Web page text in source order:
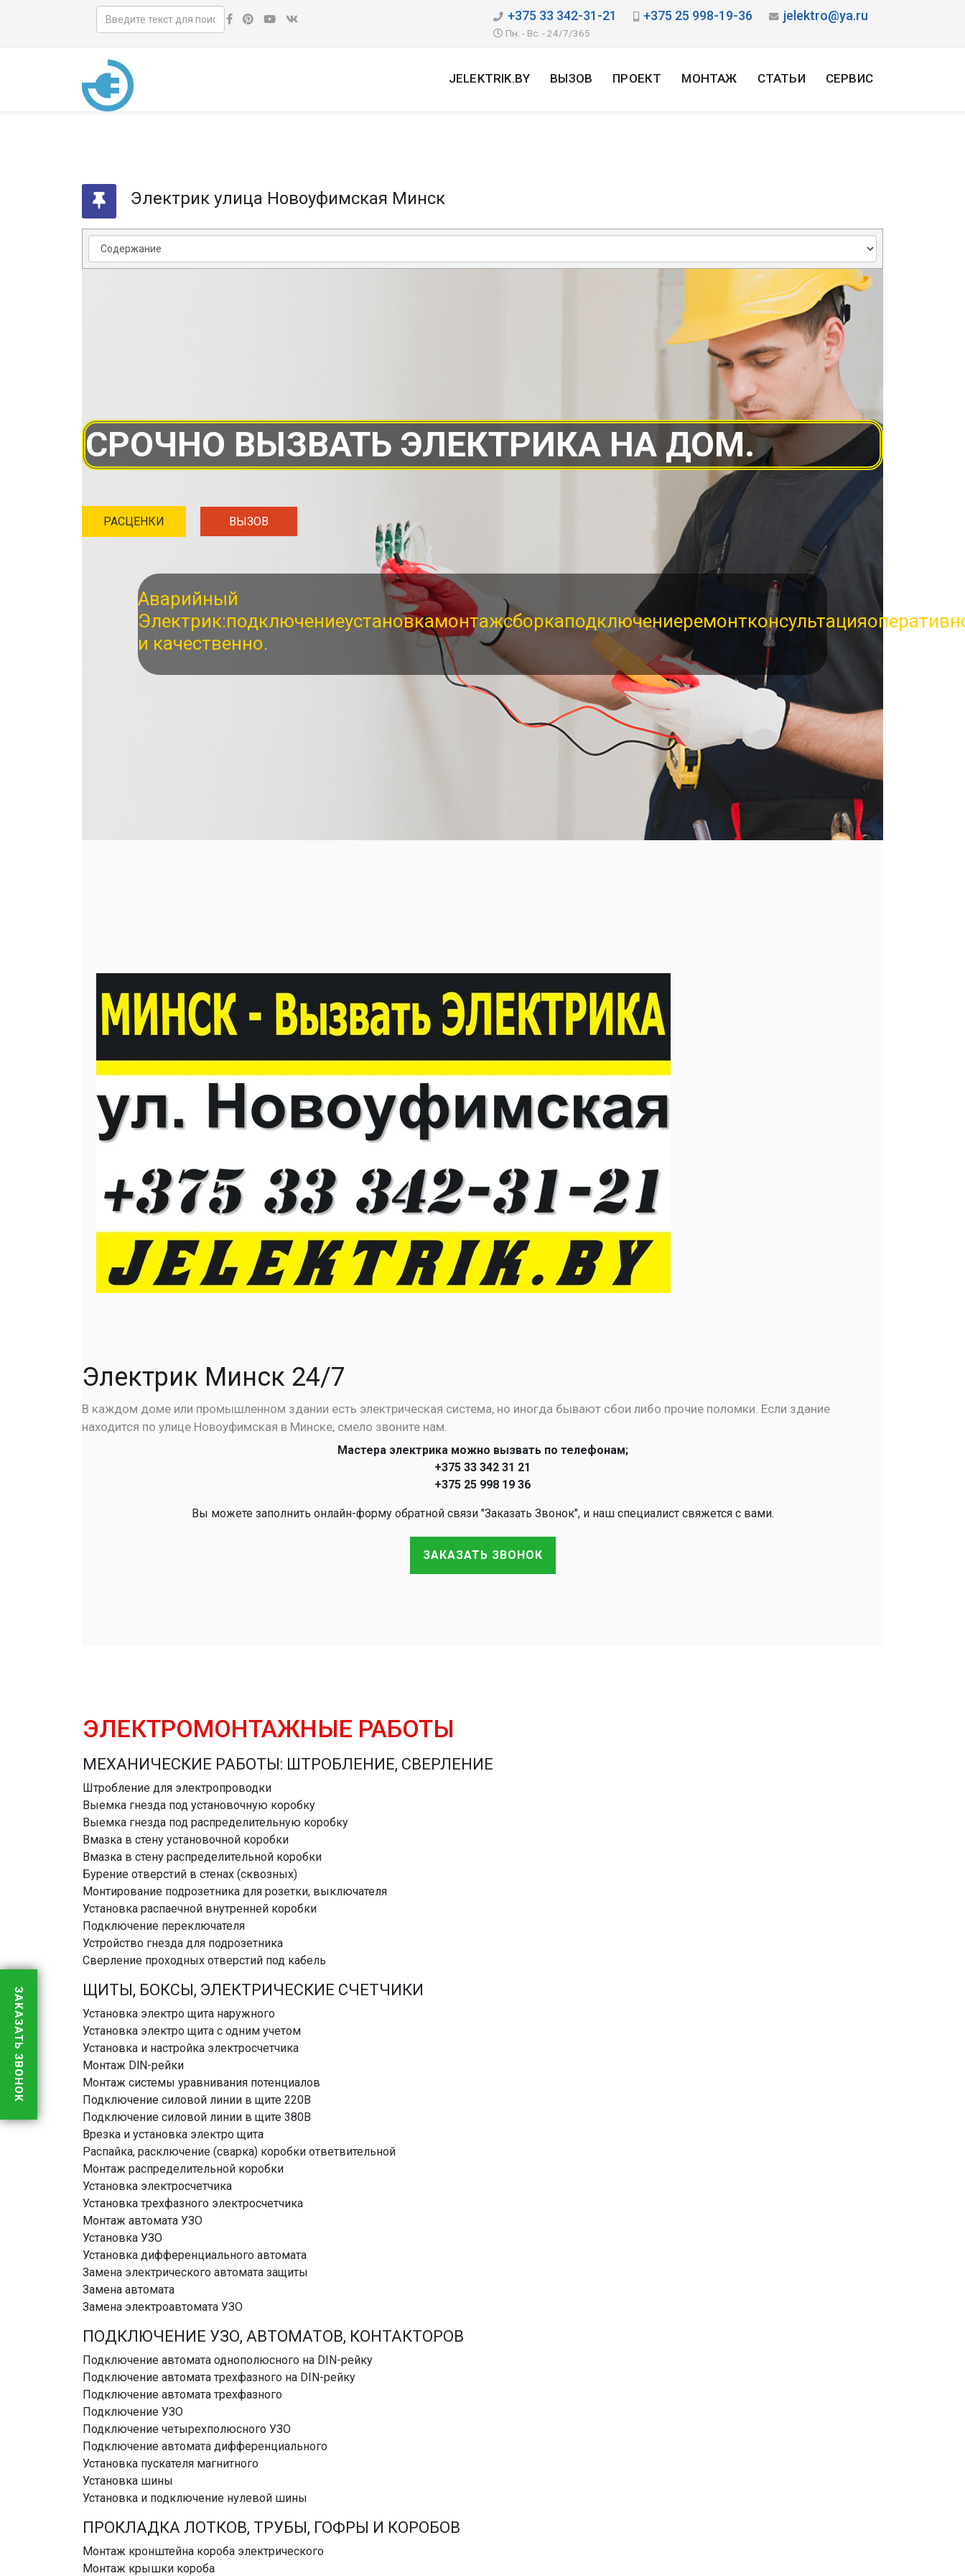
+375 33 342-31-21 +375 25 998-19-36 jelektro@ya.ru
Пн. - Вс. - 24/7/365
JELEKTRIK.BY ВЫЗОВ ПРОЕКТ МОНТАЖ СТАТЬИ СЕРВИС
Электрик улица Новоуфимская Минск
СРОЧНО ВЫЗВАТЬ ЭЛЕКТРИКА НА ДОМ.
РАСЦЕНКИ ВЫЗОВ
Аварийный
Электрик:подключениеустановкамонтажсборкаподключениеремонтконсультация
и качественно.
Электрик Минск 24/7
В каждом доме или промышленном здании есть электрическая система, но иногда бывают сбои либо прочие поломки. Если здание
находится по улице Новоуфимская в Минске, смело звоните нам.
Мастера электрика можно вызвать по телефонам;
+375 33 342 31 21
+375 25 998 19 36
Вы можете заполнить онлайн-форму обратной связи "Заказать Звонок", и наш специалист свяжется с вами.
ЗАКАЗАТЬ ЗВОНОК
ЭЛЕКТРОМОНТАЖНЫЕ РАБОТЫ
МЕХАНИЧЕСКИЕ РАБОТЫ: ШТРОБЛЕНИЕ, СВЕРЛЕНИЕ
Штробление для электропроводки
Выемка гнезда под установочную коробку
Выемка гнезда под распределительную коробку
Вмазка в стену установочной коробки
Вмазка в стену распределительной коробки
Бурение отверстий в стенах (сквозных)
Монтирование подрозетника для розетки, выключателя
Установка распаечной внутренней коробки
Подключение переключателя
Устройство гнезда для подрозетника
Сверление проходных отверстий под кабель
ЩИТЫ, БОКСЫ, ЭЛЕКТРИЧЕСКИЕ СЧЕТЧИКИ
Установка электро щита наружного
Установка электро щита с одним учетом
Установка и настройка электросчетчика
Монтаж DlN-рейки
Монтаж системы уравнивания потенциалов
Подключение силовой линии в щите 220В
Подключение силовой линии в щите 380В
Врезка и установка электро щита
Распайка, расключение (сварка) коробки ответвительной
Монтаж распределительной коробки
Установка электросчетчика
Установка трехфазного электросчетчика
Монтаж автомата УЗО
Установка УЗО
Установка дифференциального автомата
Замена электрического автомата защиты
Замена автомата
Замена электроавтомата УЗО
ПОДКЛЮЧЕНИЕ УЗО, АВТОМАТОВ, КОНТАКТОРОВ
Подключение автомата однополюсного на DIN-рейку
Подключение автомата трехфазного на DIN-рейку
Подключение автомата трехфазного
Подключение УЗО
Подключение четырехполюсного УЗО
Подключение автомата дифференциального
Установка пускателя магнитного
Установка шины
Установка и подключение нулевой шины
ПРОКЛАДКА ЛОТКОВ, ТРУБЫ, ГОФРЫ И КОРОБОВ
Монтаж кронштейна короба электрического
Монтаж крышки короба
ЗАКАЗАТЬ ЗВОНОК